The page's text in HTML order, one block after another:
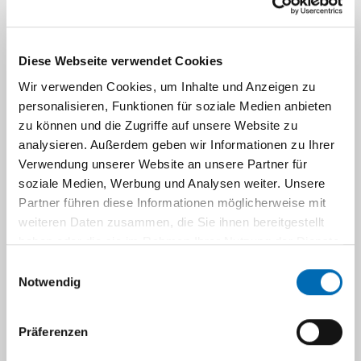
Diese Webseite verwendet Cookies
Wir verwenden Cookies, um Inhalte und Anzeigen zu
personalisieren, Funktionen für soziale Medien anbieten
zu können und die Zugriffe auf unsere Website zu
analysieren. Außerdem geben wir Informationen zu Ihrer
Verwendung unserer Website an unsere Partner für
soziale Medien, Werbung und Analysen weiter. Unsere
Partner führen diese Informationen möglicherweise mit
weiteren Daten zusammen, die Sie ihnen bereitgestellt
haben oder die sie im Rahmen Ihrer Nutzung der Dienste
Notwendig
Präferenzen
Rekonstruktion von Historien mit
überlappenden Mutationsereignissen
Die ArbeitsgruppeAlgorithmen der
Kardiometabolischen Fluxomik entwickelt
bioinformatische Methoden zur Auswertung
von Daten aus Hochdurchsatzverfahren, die bei
der Erforschung metabolischer Erkrankungen
Adipositas uvm. an der Klinik für
kommen. Dabei unterstützt die Arbeitsgruppe